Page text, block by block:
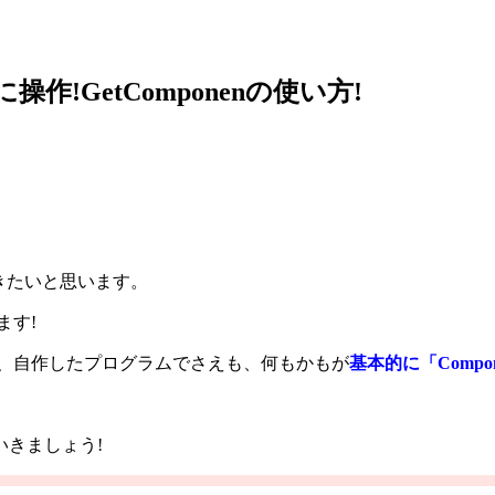
操作!GetComponenの使い方!
いと思います。
す!
自作したプログラムでさえも、何もかもが基本的に「
きましょう!